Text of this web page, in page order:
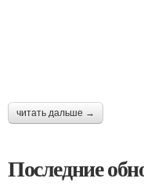
читать дальше →
Последние